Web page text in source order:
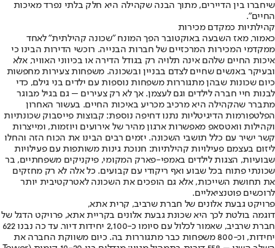
שיחברו בין הדיירים, מתוך הבנה שקהילה היא חלק בלתי נפרד מאיכות
החיים".
קהילתיות כמקדם מכירות
כאמור, מאז השבעה באוקטובר הפך המונח "שכונה קהילתית" לאחד
ממקדמי המכירות המרכזיים של חברות הבנייה. רוכשי הדירות הבינו כי
איכות החיים שלהם אינה תלויה רק בגודל הדירה או בכיווני האוויר, אלא
ובעיקר באנשים שחיים לצדם בבניין ובשכונה. משפחות צעירות מחפשות
כיום שכונות שבהן מתגוררות משפחות נוספות עם ילדים בני גילם, כדי
לבנות חיי חברה לילדים וגם לעצמן. אך לא רק צעירים – גם בגיל מבוגר
מתברר שהקהילה היא מרכיב מכריע באיכות החיים. בעשור האחרון
הפלטפורמות הדיגיטליות נתנו דחיפה נוספת: קבוצות פייסבוק שכונתיות
וקהילות וואטסאפ מאפשרות ארגון מהיר של אירועים ויוזמות, ומייצרות
קשר ישיר עם כלל תושבי השכונה. יזמים רבים הבינו את הכוח הזה והחלו
ליזום בעצמם פעילויות קהילתיות: חנוכת גינות משותפות עם פעילויות
שבועיות, הצגות לילדים באמפי-פארק המקומי, פיקניקים משפחתיים, בר
שכונתי פתוח בכל שבוע ואף ריקודי עם קבועים. כל אלה לא רק מחזקים
את תחושת השייכות, אלא גם הופכים את השכונה לאטרקטיבית יותר
לרוכשים פוטנציאליים.
פרויקט גבעת אלונים של חברת שרביב, קרית אתא,
דוגמה בולטת לכך היא שכונת גבעת אלונים בקריית אתא, פרויקט הדגל של
חברת שרביב, שאמור לכלול עם סיומו כ-2,100 יחידות דיור. עד כה נבנו 622
יחידות, וכ-800 משפחות כבר מתגוררות בה. כיום משווקת החברה את